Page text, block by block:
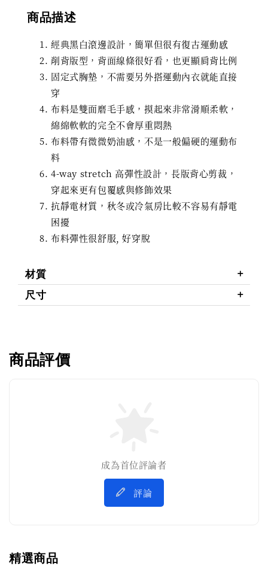
商品描述
經典黑白滾邊設計，簡單但很有復古運動感
削背版型，背面線條很好看，也更顯肩背比例
固定式胸墊，不需要另外搭運動內衣就能直接
穿
布料是雙面磨毛手感，摸起來非常滑順柔軟，
綿綿軟軟的完全不會厚重悶熱
布料帶有微微奶油感，不是一般偏硬的運動布
料
4-way stretch 高彈性設計，長版背心剪裁，
穿起來更有包覆感與修飾效果
抗靜電材質，秋冬或冷氣房比較不容易有靜電
困擾
布料彈性很舒服, 好穿脫
材質
尺寸
商品評價
成為首位評論者
評論
精選商品